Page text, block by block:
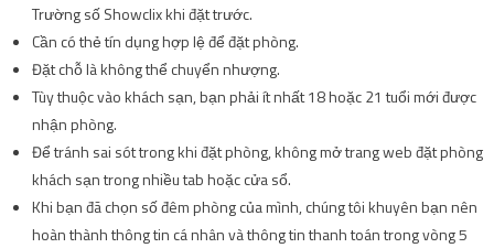
Trường số Showclix khi đặt trước.
Cần có thẻ tín dụng hợp lệ để đặt phòng.
Đặt chỗ là không thể chuyển nhượng.
Tùy thuộc vào khách sạn, bạn phải ít nhất 18 hoặc 21 tuổi mới được
nhận phòng.
Để tránh sai sót trong khi đặt phòng, không mở trang web đặt phòng
khách sạn trong nhiều tab hoặc cửa sổ.
Khi bạn đã chọn số đêm phòng của mình, chúng tôi khuyên bạn nên
hoàn thành thông tin cá nhân và thông tin thanh toán trong vòng 5